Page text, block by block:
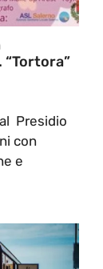
“Tortora”
Presidio
con
e